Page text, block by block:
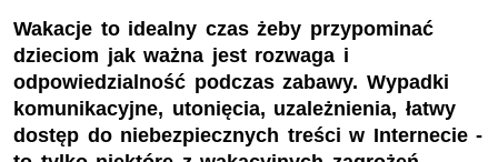
Wakacje to idealny czas żeby przypominać
dzieciom jak ważna jest rozwaga i
odpowiedzialność podczas zabawy. Wypadki
komunikacyjne, utonięcia, uzależnienia, łatwy
dostęp do niebezpiecznych treści w Internecie -